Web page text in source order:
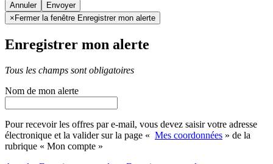
Annuler
× Fermer la fenêtre Enregistrer mon alerte
Enregistrer mon alerte
Tous les champs sont obligatoires
Nom de mon alerte
Pour recevoir les offres par e-mail, vous devez saisir votre adresse
électronique et la valider sur la page « Mes coordonnées » de la
rubrique « Mon compte »